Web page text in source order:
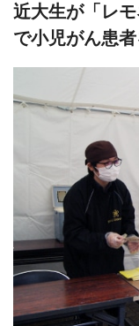
近大生が「レ
で小児がん患